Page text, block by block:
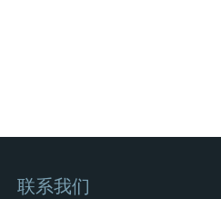
联系我们